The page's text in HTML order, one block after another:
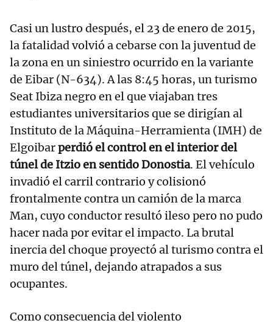
Casi un lustro después, el 23 de enero de 2015,
la fatalidad volvió a cebarse con la juventud de
la zona en un siniestro ocurrido en la variante
de Eibar (N-634). A las 8:45 horas, un turismo
Seat Ibiza negro en el que viajaban tres
estudiantes universitarios que se dirigían al
Instituto de la Máquina-Herramienta (IMH) de
Elgoibarperdió el control en el interior del
túnel de Itzio en sentido Donostia. El vehículo
invadió el carril contrario y colisionó
frontalmente contra un camión de la marca
Man, cuyo conductor resultó ileso pero no pudo
hacer nada por evitar el impacto. La brutal
inercia del choque proyectó al turismo contra el
muro del túnel, dejando atrapados a sus
ocupantes.
Como consecuencia del violento